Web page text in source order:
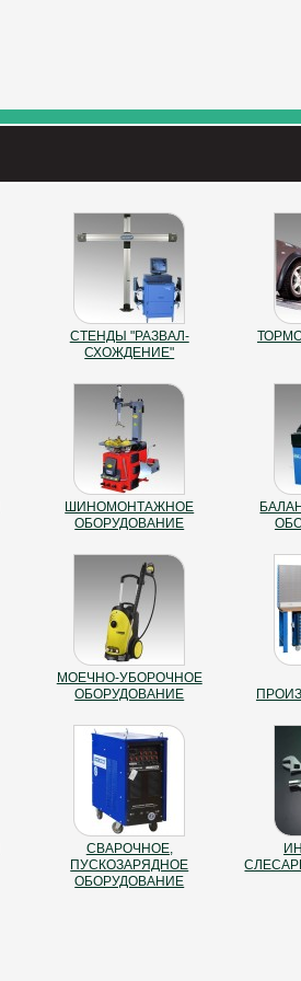
СТЕНДЫ "РАЗВАЛ-
СХОЖДЕНИЕ"
ШИНОМОНТАЖНОЕ
ОБОРУДОВАНИЕ
МОЕЧНО-УБОРОЧНОЕ
ОБОРУДОВАНИЕ
СВАРОЧНОЕ,
ПУСКОЗАРЯДНОЕ
ОБОРУДОВАНИЕ